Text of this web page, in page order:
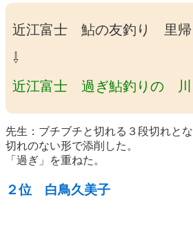
近江富士 鮎の友釣り 里帰
⇩
近江富士 過ぎ鮎釣りの 川
先生：ブチブチと切れる３段切れとな
切れのない形で添削した。
「過ぎ」を重ねた。
２位 白鳥久美子